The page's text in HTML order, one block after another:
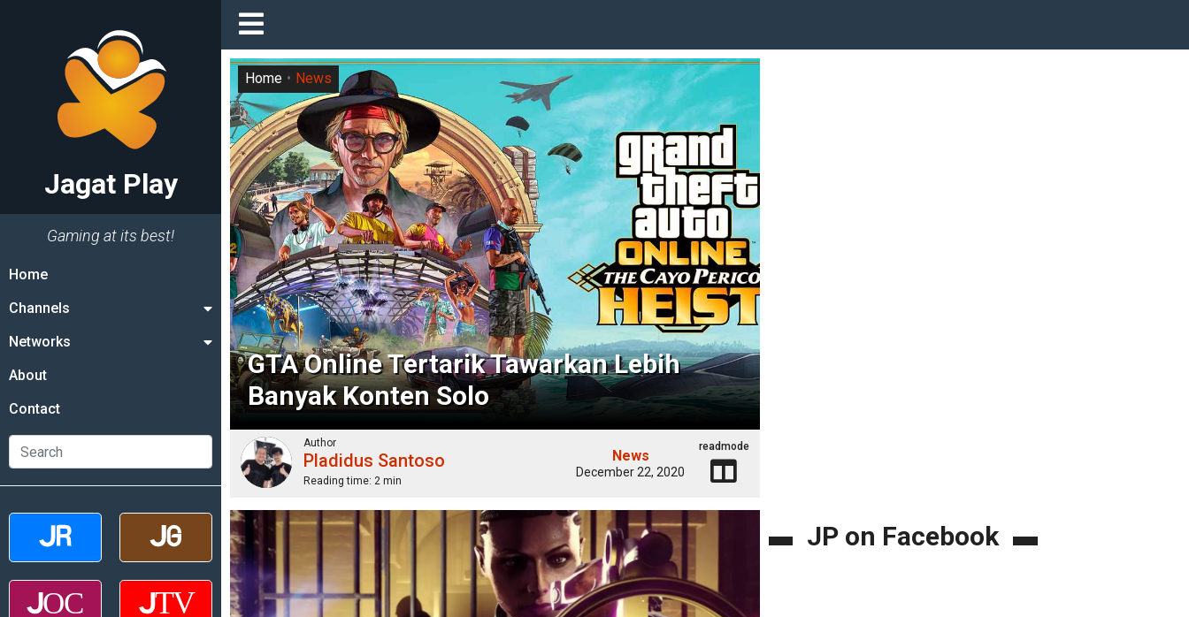
Jagat Play
Gaming at its best!
Home
Channels
Networks
About
Contact
GTA Online Tertarik Tawarkan Lebih
Banyak Konten Solo
Home News
Author
Pladidus Santoso
Reading time: 2 min
News
December 22, 2020
readmode
JP on Facebook